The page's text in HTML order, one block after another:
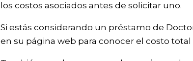
los costos asociados antes de solicitar uno.
Si estás considerando un préstamo de
en su página web para conocer el costo